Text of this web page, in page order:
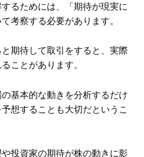
るためには、「期待が現実に
考察する必要があります。
期待して取引をすると、実際
ことがあります。
基本的な動きを分析するだけ
想することも大切だというこ
投資家の期待が株の動きに影